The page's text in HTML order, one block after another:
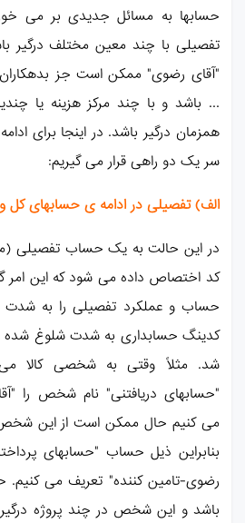
حسابها به مسائل جدیدی بر می
تفصیلی با چند معین مختلف درگیر
"آقای رضوی" ممکن است جز بدهکاران،
... باشد و با چند مرکز هزینه یا
همزمان درگیر باشد. در اینجا برای
سر یک دو راهی قرار می گیریم:
الف) تفصیلی در ادامه ی حسابهای
در این حالت به یک حساب تفصیلی
کد اختصاص داده می شود که این امر
حساب و عملکرد تفصیلی را به شدت
کدینگ حسابداری به شدت شلوغ شده
شد. مثلاً وقتی به شخصی کالا
"حسابهای دریافتنی" نام شخص را
می کنیم حال ممکن است از این
بنابراین ذیل حساب "حسابهای
رضوی-تامین کننده" تعریف می کنیم.
باشد و این شخص در چند پروژه